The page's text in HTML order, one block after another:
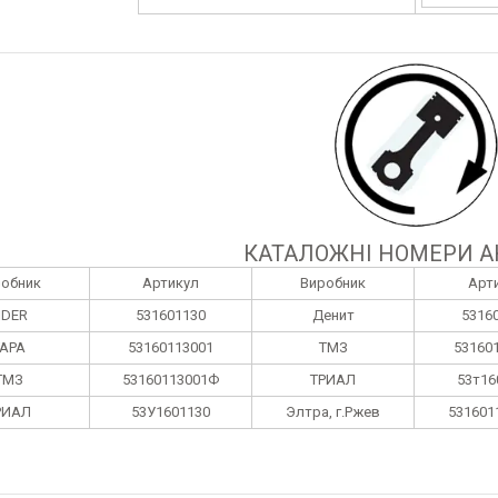
КАТАЛОЖНІ НОМЕРИ
Артикул Виробник
531601130 Денит
53160113001 ТМЗ
53160113001Ф ТРИАЛ
53У1601130 Элтра, г.Ржев